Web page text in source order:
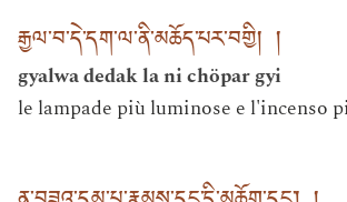
རྒྱལ་བ་དེ་དག་ལ་ནི་མཆོད་པར་བགྱི། །
gyalwa dedak la ni chöpar gyi
le lampade più luminose e l'incenso